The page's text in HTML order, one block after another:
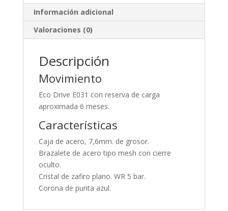
Información adicional
Valoraciones (0)
Descripción
Movimiento
Eco Drive E031 con reserva de carga
aproximada 6 meses.
Características
Caja de acero, 7,6mm. de grosor.
Brazalete de acero tipo mesh con cierre
oculto.
Cristal de zafiro plano. WR 5 bar.
Corona de punta azul.